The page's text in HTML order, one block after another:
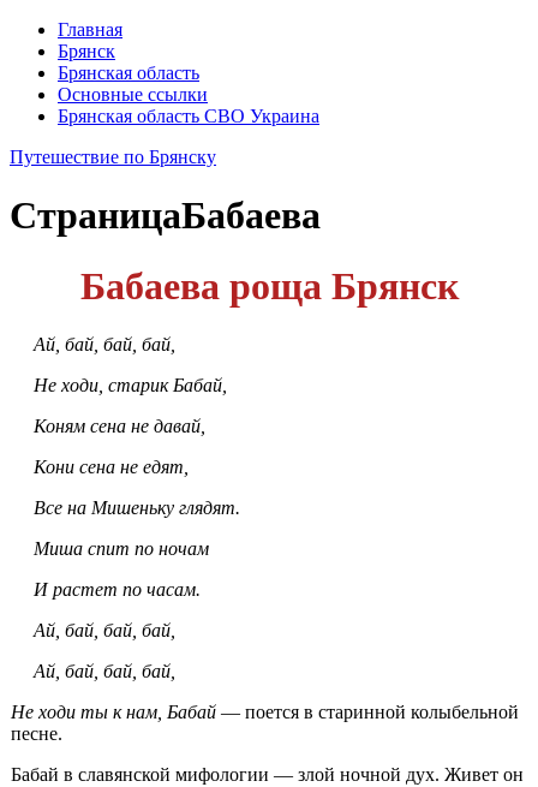
Главная
Брянск
Брянская область
Основные ссылки
Брянская область СВО Украина
Путешествие по Брянску
СтраницаБабаева
Бабаева роща Брянск
Ай, бай, бай, бай,
Не ходи, старик Бабай,
Коням сена не давай,
Кони сена не едят,
Все на Мишеньку глядят.
Миша спит по ночам
И растет по часам.
Ай, бай, бай, бай,
Ай, бай, бай, бай,
Не ходи ты к нам, Бабай — поется в старинной колыбельной
песне.
Бабай в славянской мифологии — злой ночной дух. Живет он